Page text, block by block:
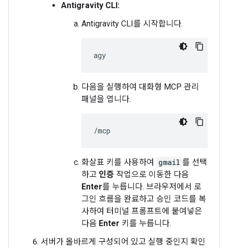
Antigravity CLI:
Antigravity CLI를 시작합니다.
다음을 실행하여 대화형 MCP 관리
패널을 엽니다.
화살표 키를 사용하여 gmail 를 선택
하고 인증 작업으로 이동한 다음
Enter를 누릅니다. 브라우저에서 로
그인 흐름을 완료하고 승인 코드를 복
사하여 터미널 프롬프트에 붙여넣은
다음 Enter 키를 누릅니다.
서버가 올바르게 구성되어 있고 실행 중인지 확인